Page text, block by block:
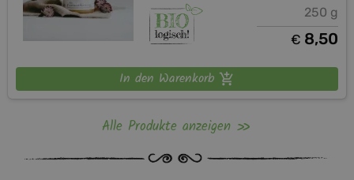
250 g
€ 8,50
In den Warenkorb
Alle Produkte anzeigen